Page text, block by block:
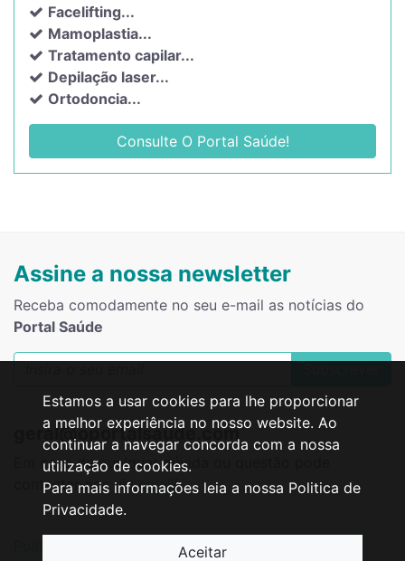
Facelifting...
Mamoplastia...
Tratamento capilar...
Depilação laser...
Ortodoncia...
Consulte O Portal Saúde!
Assine a nossa newsletter
Receba comodamente no seu e-mail as notícias do
Portal Saúde
geral@oportalsaude.com
Em caso de qualquer dúvida ou questão pode
contactar-nos viaemail!
Resolução de Litígios
Estamos a usar cookies para lhe proporcionar
a melhor experiência no nosso website. Ao
continuar a navegar concorda com a nossa
utilização de cookies.
Para mais informações leia a nossa Politica de
Privacidade.
Aceitar